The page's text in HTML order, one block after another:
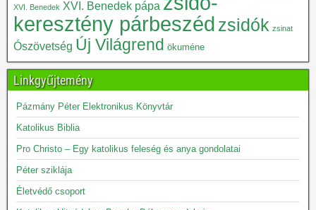
XVI. Benedek XVI. Benedek pápa
keresztény párbeszéd zsidók zsinat
Ószövetség Új Világrend ökuméne
Linkgyűjtemény
Pázmány Péter Elektronikus Könyvtár
Katolikus Biblia
Pro Christo – Egy katolikus feleség és anya gondolatai
Péter sziklája
Életvédő csoport